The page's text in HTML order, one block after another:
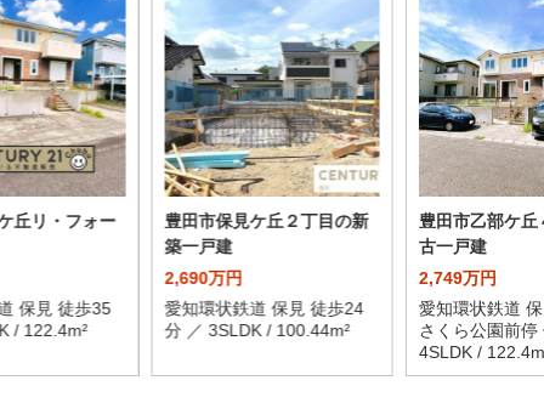
丘リ・フォー
保見 徒歩35
/ 122.4m²
豊田市保見ケ丘２丁目の新
築一戸建
2,690万円
愛知環状鉄道 保見 徒歩24
分 ／ 3SLDK / 100.44m²
豊田市乙部ケ丘
古一戸建
2,749万円
愛知環状鉄道
さくら公園前停
4SLDK /